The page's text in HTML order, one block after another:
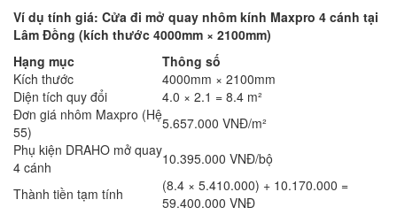
Ví dụ tính giá: Cửa đi mở quay nhôm kính Maxpro 4 cánh tại
Lâm Đồng (kích thước 4000mm × 2100mm)
Hạng mục
Thông số
Kích thước
4000mm × 2100mm
Diện tích quy đổi
4.0 × 2.1 = 8.4 m²
Đơn giá nhôm Maxpro (Hệ
55)
5.657.000 VNĐ/m²
Phụ kiện DRAHO mở quay
4 cánh
10.395.000 VNĐ/bộ
Thành tiền tạm tính
(8.4 × 5.410.000) + 10.170.000 =
59.400.000 VNĐ